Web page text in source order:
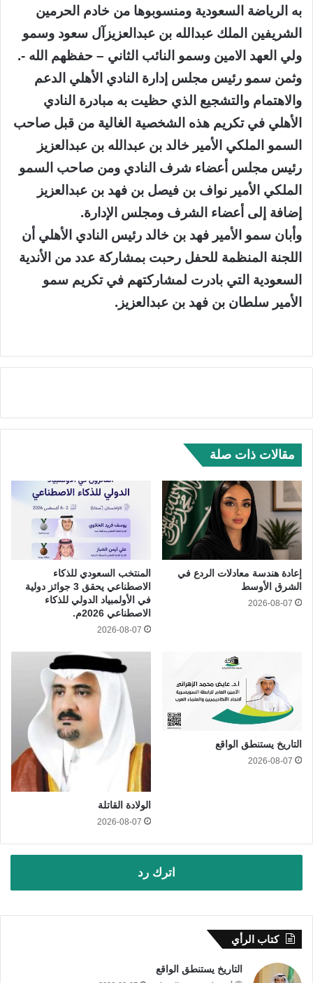
به الرياضة السعودية ومنسوبوها من خادم الحرمين
الشريفين الملك عبدالله بن عبدالعزيزآل سعود وسمو
ولي العهد الامين وسمو النائب الثاني – حفظهم الله -.
وثمن سمو رئيس مجلس إدارة النادي الأهلي الدعم
والاهتمام والتشجيع الذي حظيت به مبادرة النادي
الأهلي في تكريم هذه الشخصية الغالية من قبل صاحب
السمو الملكي الأمير خالد بن عبدالله بن عبدالعزيز
رئيس مجلس أعضاء شرف النادي ومن صاحب السمو
الملكي الأمير نواف بن فيصل بن فهد بن عبدالعزيز
إضافة إلى أعضاء الشرف ومجلس الإدارة.
وأبان سمو الأمير فهد بن خالد رئيس النادي الأهلي أن
اللجنة المنظمة للحفل رحبت بمشاركة عدد من الأندية
السعودية التي بادرت لمشاركتهم في تكريم سمو
الأمير سلطان بن فهد بن عبدالعزيز.
مقالات ذات صلة
إعادة هندسة معادلات الردع في
الشرق الأوسط
2026-08-07
المنتخب السعودي للذكاء
الاصطناعي يحقق 3 جوائز دولية
في الأولمبياد الدولي للذكاء
الاصطناعي 2026م.
2026-08-07
التاريخ يستنطق الواقع
2026-08-07
الولادة القاتلة
2026-08-07
اترك رد
كتاب الرأي
التاريخ يستنطق الواقع